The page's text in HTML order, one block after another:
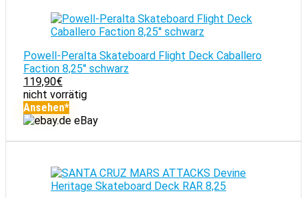
Powell-Peralta Skateboard Flight Deck Caballero
Faction 8,25'' schwarz
119,90€
nicht vorrätig
Ansehen*
eBay